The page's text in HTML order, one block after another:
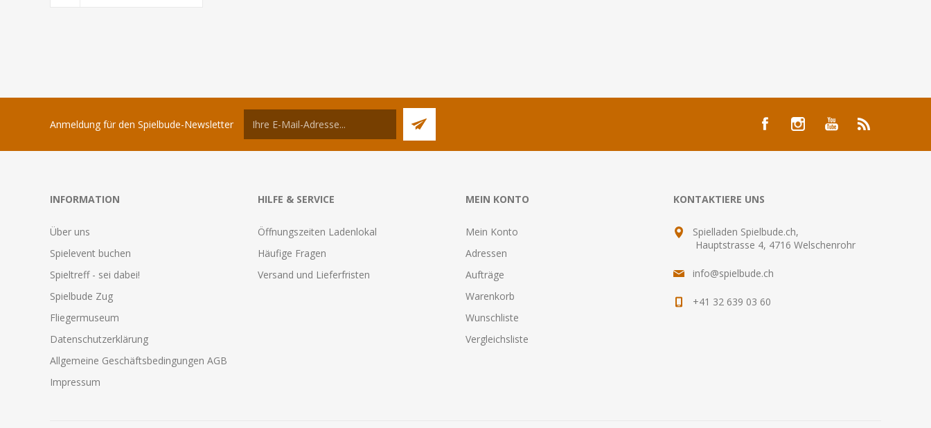
Anmeldung für den Spielbude-Newsletter
INFORMATION
Über uns
Spielevent buchen
Spieltreff - sei dabei!
Spielbude Zug
Fliegermuseum
Datenschutzerklärung
Allgemeine Geschäftsbedingungen AGB
Impressum
HILFE & SERVICE
Öffnungszeiten Ladenlokal
Häufige Fragen
Versand und Lieferfristen
MEIN KONTO
Mein Konto
Adressen
Aufträge
Warenkorb
Wunschliste
Vergleichsliste
KONTAKTIERE UNS
Spielladen Spielbude.ch,
Hauptstrasse 4, 4716 Welschenrohr
info@spielbude.ch
+41 32 639 03 60